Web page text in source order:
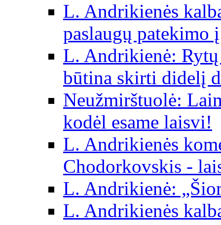
L. Andrikienės
paslaugų
L. Andrikienė:
būtina skirti didelį
Neužmirštuolė:
kodėl esame laisvi!
L. Andrikienės
Chodorkovskis -
L. Andrikienė:
L. Andrikienės